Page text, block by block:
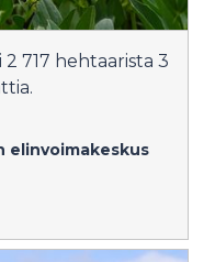
717 hehtaarista 3
elinvoimakeskus